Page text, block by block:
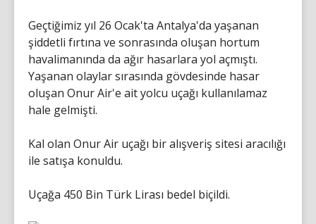
Geçtiğimiz yıl 26 Ocak'ta Antalya'da yaşanan
şiddetli fırtına ve sonrasında oluşan hortum
havalimanında da ağır hasarlara yol açmıştı.
Yaşanan olaylar sırasında gövdesinde hasar
oluşan Onur Air'e ait yolcu uçağı kullanılamaz
hale gelmişti.
Kal olan Onur Air uçağı bir alışveriş sitesi aracılığı
ile satışa konuldu.
Uçağa 450 Bin Türk Lirası bedel biçildi.